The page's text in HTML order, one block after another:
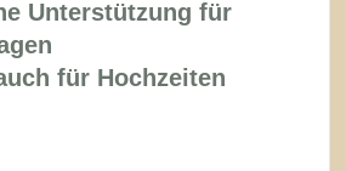
Unterstützung für
für Hochzeiten